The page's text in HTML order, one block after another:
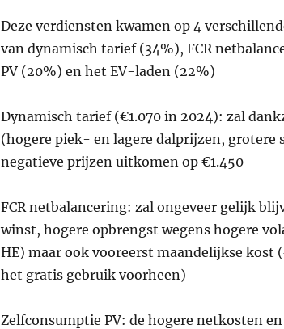
Deze verdiensten kwamen op 4
van dynamisch tarief (34%), FCR
PV (20%) en het EV-laden (22%)
Dynamisch tarief (€1.070 in 2024): zal
(hogere piek- en lagere dalprijzen, grotere
negatieve prijzen uitkomen op €1.450
FCR netbalancering: zal ongeveer gelijk
winst, hogere opbrengst wegens hogere
HE) maar ook vooreerst maandelijkse kost
het gratis gebruik voorheen)
Zelfconsumptie PV: de hogere netkosten